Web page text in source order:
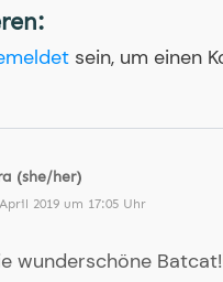
sein, um einen
(she/her)
2019 um 17:05 Uhr
wunderschöne Batcat!